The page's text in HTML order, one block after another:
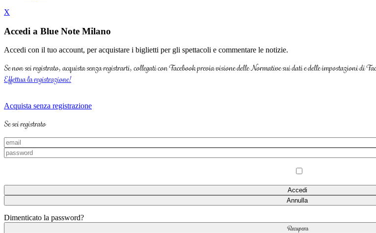
X
Accedi a Blue Note Milano
Accedi con il tuo account, per acquistare i biglietti per gli spettacoli e commentare le notizie.
Se non sei registrato, acquista senza registrarti, collegati con Facebook previa visione delle Normative sui dati e delle impostazioni di
Effettua la registrazione!
Acquista senza registrazione
Se sei registrato
Dimenticato la password?